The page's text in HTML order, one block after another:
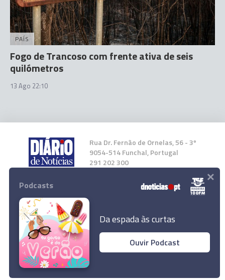
PAÍS
Fogo de Trancoso com frente ativa de seis
quilómetros
13 Ago 22:10
Rua Dr. Fernão de Ornelas, 56 - 3º
9054-514 Funchal, Portugal
291 202 300
Instale a nossa App
© 2025 Empresa Diário de Notícias, Lda.
Todos os direitos reservados.
Podcasts
Da espada às curtas
Ouvir Podcast
×